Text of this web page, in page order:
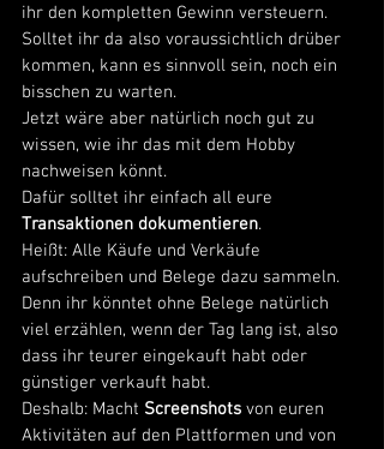
ihr den kompletten Gewinn versteuern.
Solltet ihr da also voraussichtlich drüber
kommen, kann es sinnvoll sein, noch ein
bisschen zu warten.
Jetzt wäre aber natürlich noch gut zu
wissen, wie ihr das mit dem Hobby
nachweisen könnt.
Dafür solltet ihr einfach all eure
Transaktionen dokumentieren.
Heißt: Alle Käufe und Verkäufe
aufschreiben und Belege dazu sammeln.
Denn ihr könntet ohne Belege natürlich
viel erzählen, wenn der Tag lang ist, also
dass ihr teurer eingekauft habt oder
günstiger verkauft habt.
Deshalb: Macht Screenshots von euren
Aktivitäten auf den Plattformen und von